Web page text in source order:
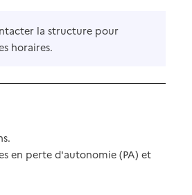
la structure pour
horaires.
en perte d'autonomie (PA) et